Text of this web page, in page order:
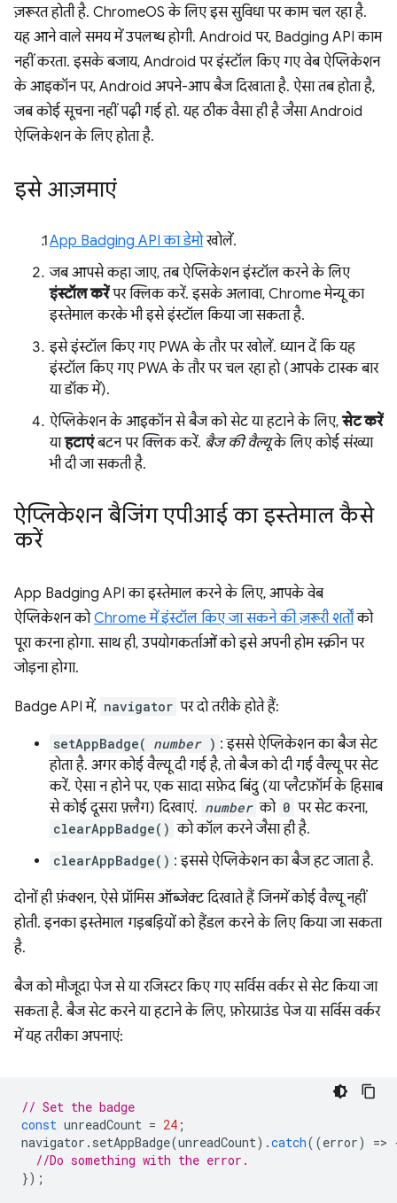
ज़रूरत होती है. ChromeOS के लिए इस सुविधा पर काम चल रहा है.
यह आने वाले समय में उपलब्ध होगी. Android पर, Badging API काम
नहीं करता. इसके बजाय, Android पर इंस्टॉल किए गए वेब ऐप्लिकेशन
के आइकॉन पर, Android अपने-आप बैज दिखाता है. ऐसा तब होता है,
जब कोई सूचना नहीं पढ़ी गई हो. यह ठीक वैसा ही है जैसा Android
ऐप्लिकेशन के लिए होता है.
इसे आज़माएं
App Badging API का डेमोखोलें.
जब आपसे कहा जाए, तब ऐप्लिकेशन इंस्टॉल करने के लिए
इंस्टॉल करेंपर क्लिक करें. इसके अलावा, Chrome मेन्यू का
इस्तेमाल करके भी इसे इंस्टॉल किया जा सकता है.
इसे इंस्टॉल किए गए PWA के तौर पर खोलें. ध्यान दें कि यह
इंस्टॉल किए गए PWA के तौर पर चल रहा हो (आपके टास्क बार
या डॉक में).
ऐप्लिकेशन के आइकॉन से बैज को सेट या हटाने के लिए, सेट करें
याहटाएंबटन पर क्लिक करें. बैज की वैल्यूके लिए कोई संख्या
भी दी जा सकती है.
ऐप्लिकेशन बैजिंग एपीआई का इस्तेमाल कैसे
करें
App Badging API का इस्तेमाल करने के लिए, आपके वेब
ऐप्लिकेशन कोChrome में इंस्टॉल किए जा सकने की ज़रूरी शर्तोंको
पूरा करना होगा. साथ ही, उपयोगकर्ताओं को इसे अपनी होम स्क्रीन पर
जोड़ना होगा.
Badge API में, navigator पर दो तरीके होते हैं:
setAppBadge( number ) : इससे ऐप्लिकेशन का बैज सेट
होता है. अगर कोई वैल्यू दी गई है, तो बैज को दी गई वैल्यू पर सेट
करें. ऐसा न होने पर, एक सादा सफ़ेद बिंदु (या प्लैटफ़ॉर्म के हिसाब
से कोई दूसरा फ़्लैग) दिखाएं. number को 0 पर सेट करना,
clearAppBadge() को कॉल करने जैसा ही है.
clearAppBadge() : इससे ऐप्लिकेशन का बैज हट जाता है.
दोनों ही फ़ंक्शन, ऐसे प्रॉमिस ऑब्जेक्ट दिखाते हैं जिनमें कोई वैल्यू नहीं
होती. इनका इस्तेमाल गड़बड़ियों को हैंडल करने के लिए किया जा सकता
है.
बैज को मौजूदा पेज से या रजिस्टर किए गए सर्विस वर्कर से सेट किया जा
सकता है. बैज सेट करने या हटाने के लिए, फ़ोरग्राउंड पेज या सर्विस वर्कर
में यह तरीका अपनाएं:
// Set the badge
const unreadCount = 24 ;
navigator . setAppBadge(unreadCount).catch((error) =>
//Do something with the error.
});